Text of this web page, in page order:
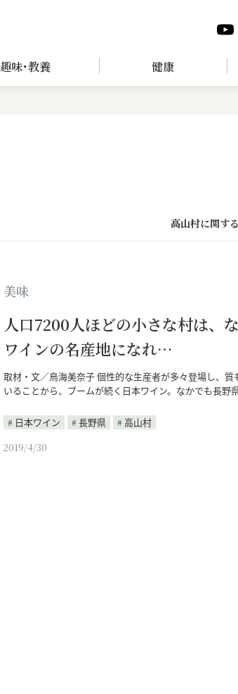
趣味･教養 健康
高山村に関す
美味
人口7200人ほどの小さな村は、
ワインの名産地になれ…
取材・文／鳥海美奈子 個性的な生産者が多々登場し、質
いることから、ブームが続く日本ワイン。なかでも長野
日本ワイン 長野県
高山村
2019/4/30